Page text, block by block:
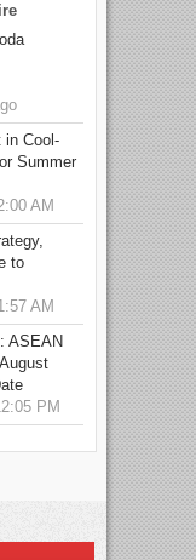
in Cool-
Summer
AM
to
AM
ASEAN
PM